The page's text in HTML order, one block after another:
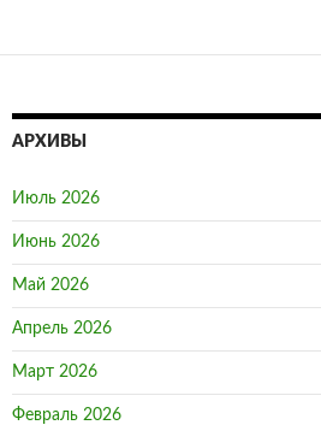
АРХИВЫ
Июль 2026
Июнь 2026
Май 2026
Апрель 2026
Март 2026
Февраль 2026